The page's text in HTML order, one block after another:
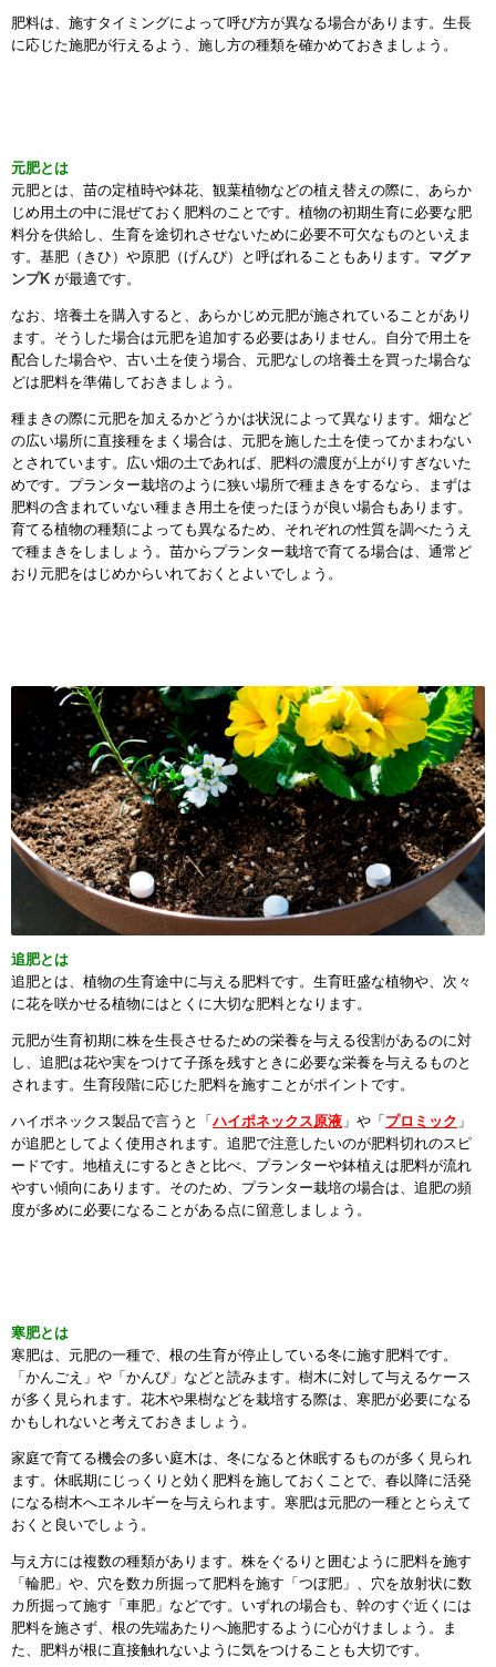
肥料は、施すタイミングによって呼び方が異なる場合があります。生長
に応じた施肥が行えるよう、施し方の種類を確かめておきましょう。
元肥とは
元肥とは、苗の定植時や鉢花、観葉植物などの植え替えの際に、あらか
じめ用土の中に混ぜておく肥料のことです。植物の初期生育に必要な肥
料分を供給し、生育を途切れさせないために必要不可欠なものといえま
す。基肥（きひ）や原肥（げんぴ）と呼ばれることもあります。 マグァ
ンプK が最適です。
なお、培養土を購入すると、あらかじめ元肥が施されていることがあり
ます。そうした場合は元肥を追加する必要はありません。自分で用土を
配合した場合や、古い土を使う場合、元肥なしの培養土を買った場合な
どは肥料を準備しておきましょう。
種まきの際に元肥を加えるかどうかは状況によって異なります。畑など
の広い場所に直接種をまく場合は、元肥を施した土を使ってかまわない
とされています。広い畑の土であれば、肥料の濃度が上がりすぎないた
めです。プランター栽培のように狭い場所で種まきをするなら、まずは
肥料の含まれていない種まき用土を使ったほうが良い場合もあります。
育てる植物の種類によっても異なるため、それぞれの性質を調べたうえ
で種まきをしましょう。苗からプランター栽培で育てる場合は、通常ど
おり元肥をはじめからいれておくとよいでしょう。
追肥とは
追肥とは、植物の生育途中に与える肥料です。生育旺盛な植物や、次々
に花を咲かせる植物にはとくに大切な肥料となります。
元肥が生育初期に株を生長させるための栄養を与える役割があるのに対
し、追肥は花や実をつけて子孫を残すときに必要な栄養を与えるものと
されます。生育段階に応じた肥料を施すことがポイントです。
ハイポネックス製品で言うと「ハイポネックス原液 」や「プロミック 」
が追肥としてよく使用されます。追肥で注意したいのが肥料切れのスピ
ードです。地植えにするときと比べ、プランターや鉢植えは肥料が流れ
やすい傾向にあります。そのため、プランター栽培の場合は、追肥の頻
度が多めに必要になることがある点に留意しましょう。
寒肥とは
寒肥は、元肥の一種で、根の生育が停止している冬に施す肥料です。
「かんごえ」や「かんぴ」などと読みます。樹木に対して与えるケース
が多く見られます。花木や果樹などを栽培する際は、寒肥が必要になる
かもしれないと考えておきましょう。
家庭で育てる機会の多い庭木は、冬になると休眠するものが多く見られ
ます。休眠期にじっくりと効く肥料を施しておくことで、春以降に活発
になる樹木へエネルギーを与えられます。寒肥は元肥の一種ととらえて
おくと良いでしょう。
与え方には複数の種類があります。株をぐるりと囲むように肥料を施す
「輪肥」や、穴を数カ所掘って肥料を施す「つぼ肥」、穴を放射状に数
カ所掘って施す「車肥」などです。いずれの場合も、幹のすぐ近くには
肥料を施さず、根の先端あたりへ施肥するように心がけましょう。ま
た、肥料が根に直接触れないように気をつけることも大切です。